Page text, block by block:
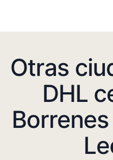
Otras
DHL